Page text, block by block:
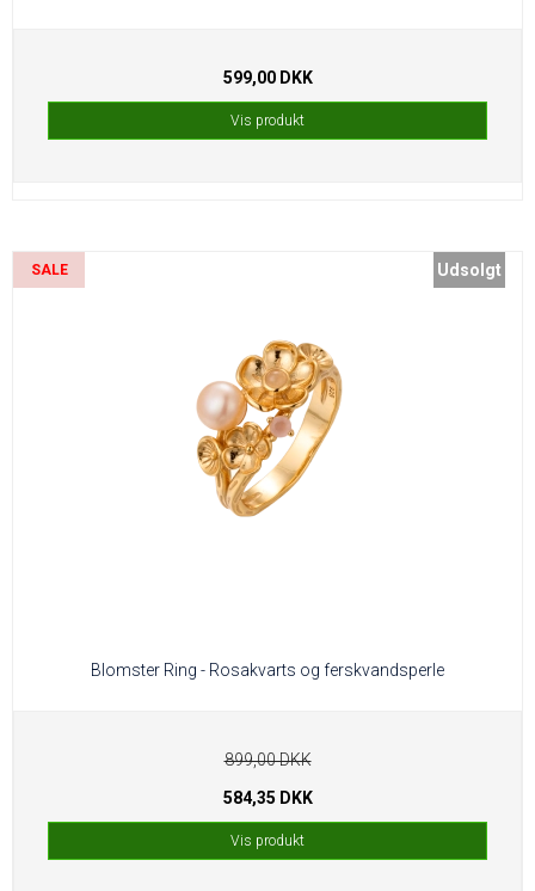
599,00 DKK
Vis produkt
SALE Udsolgt
Blomster Ring - Rosakvarts og ferskvandsperle
899,00 DKK
584,35 DKK
Vis produkt